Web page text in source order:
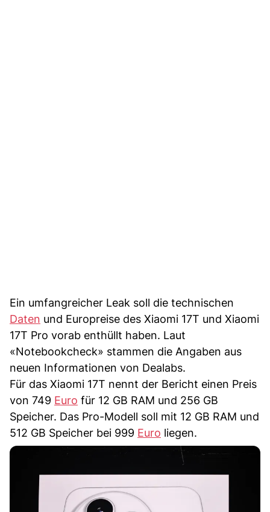
Ein umfangreicher Leak soll die technischen
Daten und Europreise des Xiaomi 17T und Xiaomi
17T Pro vorab enthüllt haben. Laut
«Notebookcheck» stammen die Angaben aus
neuen Informationen von Dealabs.
Für das Xiaomi 17T nennt der Bericht einen Preis
von 749 Euro für 12 GB RAM und 256 GB
Speicher. Das Pro-Modell soll mit 12 GB RAM und
512 GB Speicher bei 999 Euro liegen.